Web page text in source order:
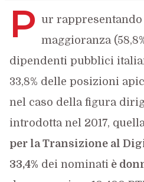
P ur
maggioranza
dipendenti pubblici
33,8% delle posizioni
nel caso della figura
introdotta nel 2017,
per la Transizione al
33,4% dei nominati è